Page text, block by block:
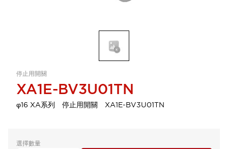
停止用開關
XA1E-BV3U01TN
φ16 XA系列 停止用開關 XA1E-BV3U01TN
選擇數量